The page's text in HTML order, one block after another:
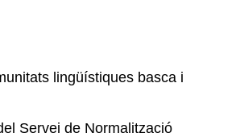
lingüístiques basca i
Servei de Normalització